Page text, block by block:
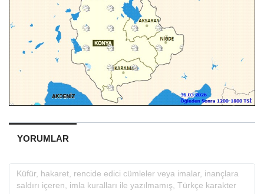
YORUMLAR